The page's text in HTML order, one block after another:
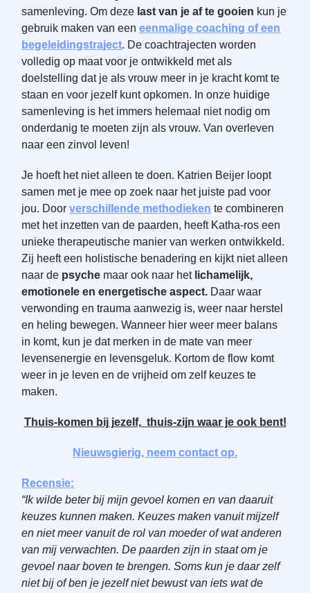
samenleving. Om deze last van je af te gooien kun je
gebruik maken van eeneenmalige coaching of een
begeleidingstraject. De coachtrajecten worden
volledig op maat voor je ontwikkeld met als
doelstelling dat je als vrouw meer in je kracht komt te
staan en voor jezelf kunt opkomen. In onze huidige
samenleving is het immers helemaal niet nodig om
onderdanig te moeten zijn als vrouw. Van overleven
naar een zinvol leven!
Je hoeft het niet alleen te doen. Katrien Beijer loopt
samen met je mee op zoek naar het juiste pad voor
jou. Doorverschillende methodieken te combineren
met het inzetten van de paarden, heeft Katha-ros een
unieke therapeutische manier van werken ontwikkeld.
Zij heeft een holistische benadering en kijkt niet alleen
naar de psyche maar ook naar het lichamelijk,
emotionele en energetische aspect. Daar waar
verwonding en trauma aanwezig is, weer naar herstel
en heling bewegen. Wanneer hier weer meer balans
in komt, kun je dat merken in de mate van meer
levensenergie en levensgeluk. Kortom de flow komt
weer in je leven en de vrijheid om zelf keuzes te
maken.
Thuis-komen bij jezelf, thuis-zijn waar je ook bent!
Nieuwsgierig, neem contact op.
Recensie:
“Ik wilde beter bij mijn gevoel komen en van daaruit
keuzes kunnen maken. Keuzes maken vanuit mijzelf
en niet meer vanuit de rol van moeder of wat anderen
van mij verwachten. De paarden zijn in staat om je
gevoel naar boven te brengen. Soms kun je daar zelf
niet bij of ben je jezelf niet bewust van iets wat de